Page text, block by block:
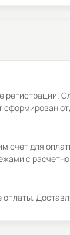
сформирован
счет для
с